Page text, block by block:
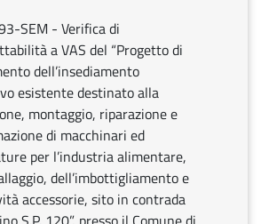
SEM - Verifica di
a VAS del “Progetto di
dell’insediamento
esistente destinato alla
montaggio, riparazione e
di macchinari ed
per l’industria alimentare,
dell’imbottigliamento e
accessorie, sito in contrada